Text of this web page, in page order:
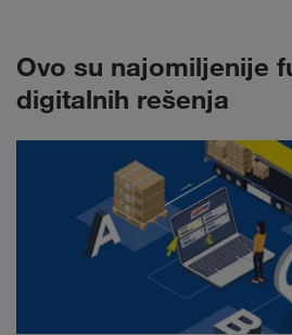
Ovo su najomiljenije
digitalnih rešenja